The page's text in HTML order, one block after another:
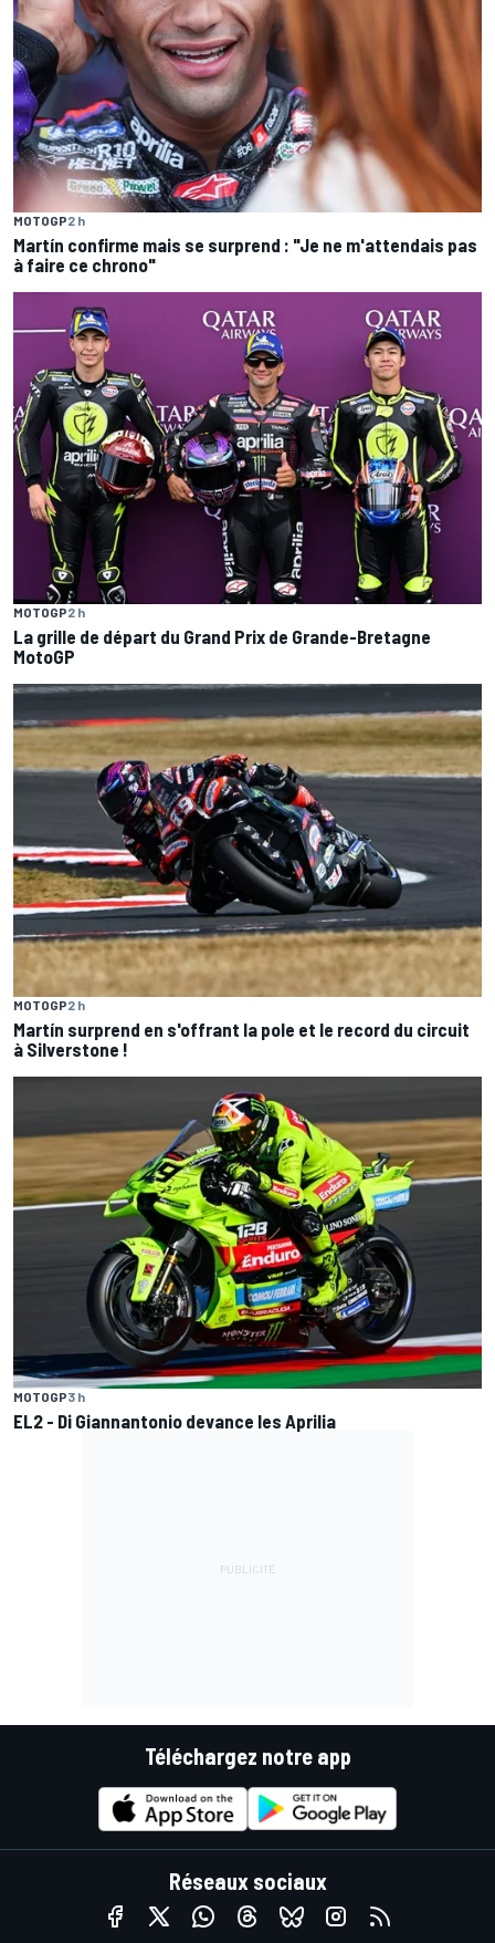
MOTOGP2 h
Martín confirme mais se surprend : "Je ne m'attendais pas
à faire ce chrono"
MOTOGP2 h
La grille de départ du Grand Prix de Grande-Bretagne
MotoGP
MOTOGP2 h
Martín surprend en s'offrant la pole et le record du circuit
à Silverstone !
MOTOGP3 h
EL2 - Di Giannantonio devance les Aprilia
Téléchargez notre app
Réseaux sociaux